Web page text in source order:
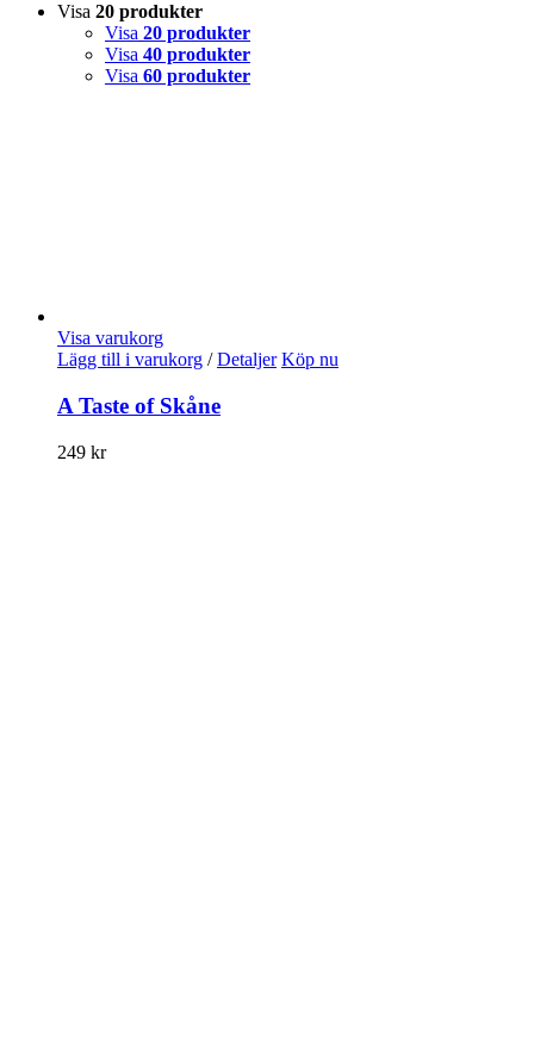
Visa 20 produkter
Visa 20 produkter
Visa 40 produkter
Visa 60 produkter
Visa varukorg
Lägg till i varukorg / Detaljer Köp nu
A Taste of Skåne
249 kr